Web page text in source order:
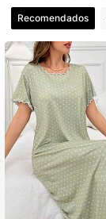
Recomendados